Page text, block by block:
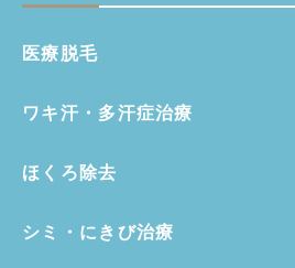
医療脱毛
ワキ汗・多汗症治療
ほくろ除去
シミ・にきび治療